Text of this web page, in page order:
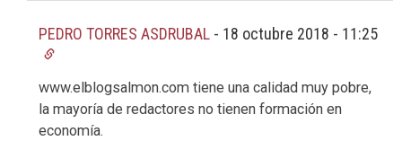
PEDRO TORRES ASDRUBAL - 18 octubre 2018 - 11:25
www.elblogsalmon.com tiene una calidad muy pobre,
la mayoría de redactores no tienen formación en
economía.